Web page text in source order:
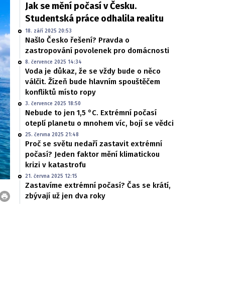
Jak se mění počasí v Česku.
Studentská práce odhalila realitu
18. září 2025 20:53
Našlo Česko řešení? Pravda o
zastropování povolenek pro domácnosti
8. července 2025 14:34
Voda je důkaz, že se vždy bude o něco
válčit. Žízeň bude hlavním spouštěčem
konfliktů místo ropy
3. července 2025 18:50
Nebude to jen 1,5 °C. Extrémní počasí
oteplí planetu o mnohem víc, bojí se vědci
25. června 2025 21:48
Proč se světu nedaří zastavit extrémní
počasí? Jeden faktor mění klimatickou
krizi v katastrofu
21. června 2025 12:15
Zastavíme extrémní počasí? Čas se krátí,
zbývají už jen dva roky